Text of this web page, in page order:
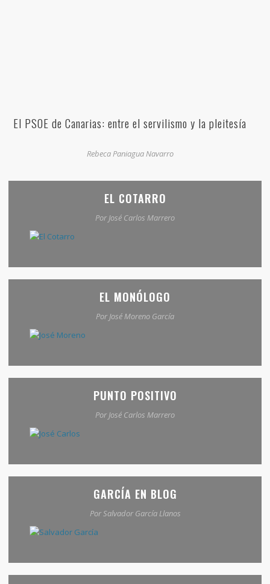
El PSOE de Canarias: entre el servilismo y la pleitesía
Rebeca Paniagua Navarro
EL COTARRO
Por José Carlos Marrero
EL MONÓLOGO
Por José Moreno García
PUNTO POSITIVO
Por José Carlos Marrero
GARCÍA EN BLOG
Por Salvador García Llanos